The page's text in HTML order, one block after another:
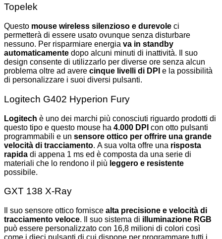
Topelek
Questo mouse wireless silenzioso e durevole ci
permetterà di essere usato ovunque senza disturbare
nessuno. Per risparmiare energia va in standby
automaticamente dopo alcuni minuti di inattività. Il suo
design consente di utilizzarlo per diverse ore senza alcun
problema oltre ad avere cinque livelli di DPI e la possibilità
di personalizzare i suoi diversi pulsanti.
Logitech G402 Hyperion Fury
Logitech è uno dei marchi più conosciuti riguardo prodotti di
questo tipo e questo mouse ha 4.000 DPI con otto pulsanti
programmabili e un sensore ottico per offrire una grande
velocità di tracciamento. A sua volta offre una risposta
rapida di appena 1 ms ed è composta da una serie di
materiali che lo rendono il più leggero e resistente
possibile.
GXT 138 X-Ray
Il suo sensore ottico fornisce alta precisione e velocità di
tracciamento veloce. Il suo sistema di illuminazione RGB
può essere personalizzato con 16,8 milioni di colori così
come i dieci pulsanti di cui dispone per programmare tutti i